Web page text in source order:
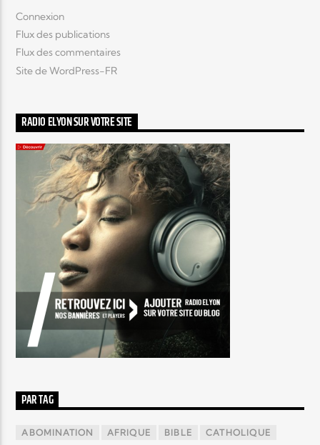
Connexion
Flux des publications
Flux des commentaires
Site de WordPress-FR
RADIO ELYON SUR VOTRE SITE
PAR TAG
ABOMINATION AFRIQUE BIBLE CATHOLIQUE